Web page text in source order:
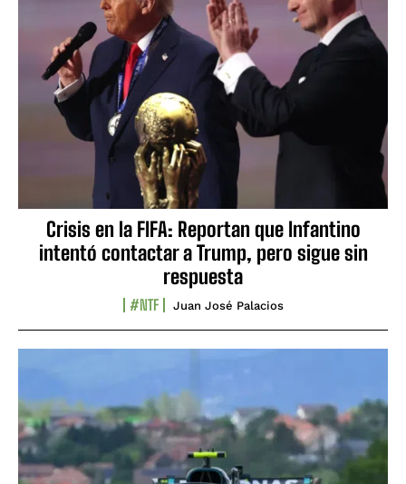
Crisis en la FIFA: Reportan que Infantino
intentó contactar a Trump, pero sigue sin
respuesta
#NTF Juan José Palacios